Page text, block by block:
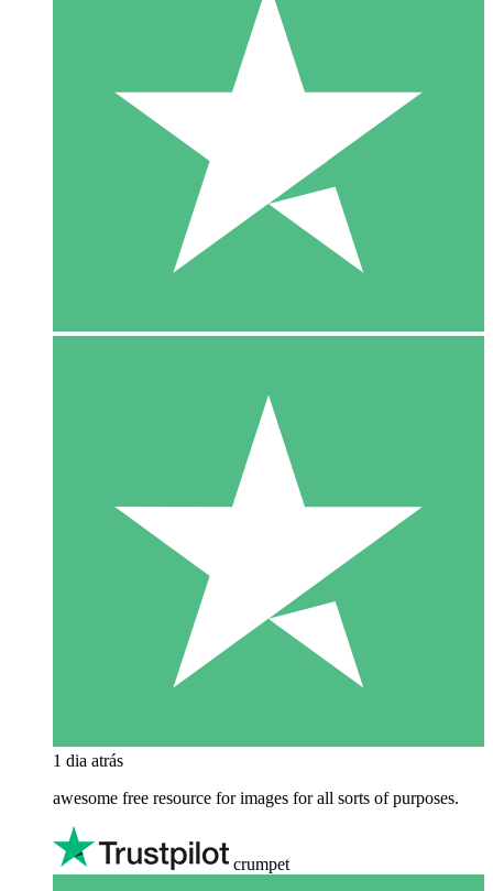
1 dia atrás
awesome free resource for images for all sorts of purposes.
crumpet